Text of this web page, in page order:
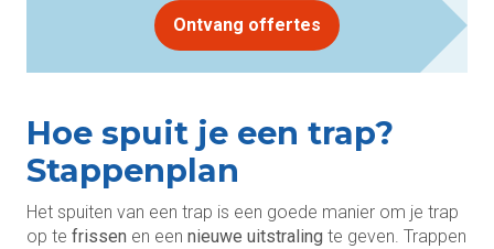
Ontvang offertes
Hoe spuit je een trap?
Stappenplan
Het spuiten van een trap is een goede manier om je trap
op te frissen en een nieuwe uitstraling te geven. Trappen